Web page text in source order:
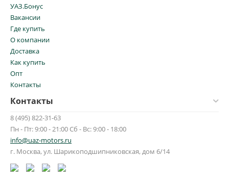
УАЗ.Бонус
Вакансии
Где купить
О компании
Доставка
Как купить
Опт
Контакты
Контакты
8 (495) 822-31-63
Пн - Пт: 9:00 - 21:00 Сб - Вс: 9:00 - 18:00
info@uaz-motors.ru
г. Москва, ул. Шарикоподшипниковская, дом 6/14